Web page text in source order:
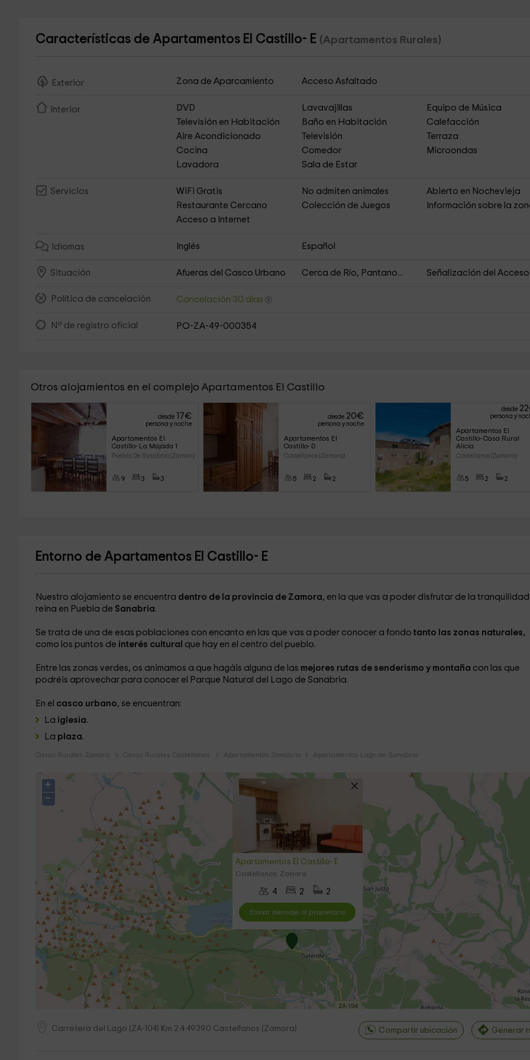
Características de Apartamentos El Castillo- E (Apartamentos Rurales)
Exterior Zona de Aparcamiento Acceso Asfaltado
Interior DVD Lavavajillas
Equipo de Música
Televisión en Habitación
Baño en Habitación
Calefacción
Aire Acondicionado
Televisión
Terraza
Cocina
Comedor
Microondas
Lavadora
Sala de Estar
Servicios WiFi Gratis No admiten animales
Abierto en Nochevieja
Restaurante Cercano
Colección de Juegos
Información sobre la
Acceso a Internet
Idiomas Inglés Español
Situación Afueras del Casco Urbano Cerca de Río, Pantano... Señalización del Acceso
Política de cancelación Cancelación 30 días
Nº de registro oficial PO-ZA-49-000354
Otros alojamientos en el complejo Apartamentos El Castillo
desde 17€
persona y noche
Apartamentos El
Castillo- La Majada 1
Puebla De Sanabria (Zamora)
9 3 3
desde 20€
persona y noche
Apartamentos El
Castillo- D
Castellanos (Zamora)
5 2 2
desde 22
persona y
Apartamentos El
Castillo- Casa Rural
Alicia
Castellanos (Zamora)
5 2 2
Entorno de Apartamentos El Castillo- E
Nuestro alojamiento se encuentra dentro de la provincia de Zamora, en la que vas a poder disfrutar de la
reina en Puebla de Sanabria.
Se trata de una de esas poblaciones con encanto en las que vas a poder conocer a fondo tanto las zonas naturales,
como los puntos de interés cultural que hay en el centro del pueblo.
Entre las zonas verdes, os animamos a que hagáis alguna de las mejores rutas de senderismo y montaña con las que
podréis aprovechar para conocer el Parque Natural del Lago de Sanabria.
En el casco urbano, se encuentran:
La iglesia.
La plaza.
Casas Rurales Zamora Casas Rurales Castellanos Apartamentos Sanabria Apartamentos Lago de Sanabria
Apartamentos El Castillo- E
Castellanos, Zamora
4 2 2
Enviar mensaje al propietario
+
−
Carretera del Lago (ZA-104) Km 2.4 49390 Castellanos (Zamora) Compartir ubicación Generar